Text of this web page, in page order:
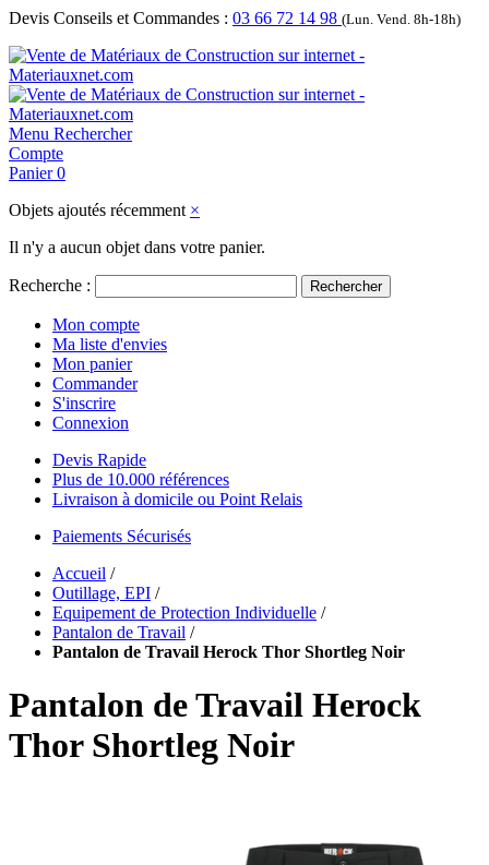
Devis Conseils et Commandes : 03 66 72 14 98 (Lun. Vend. 8h-18h)
Menu Rechercher
Compte
Panier 0
Objets ajoutés récemment ×
Il n'y a aucun objet dans votre panier.
Recherche : Rechercher
Mon compte
Ma liste d'envies
Mon panier
Commander
S'inscrire
Connexion
Devis Rapide
Plus de 10.000 références
Livraison à domicile ou Point Relais
Paiements Sécurisés
Accueil /
Outillage, EPI /
Equipement de Protection Individuelle /
Pantalon de Travail /
Pantalon de Travail Herock Thor Shortleg Noir
Pantalon de Travail Herock
Thor Shortleg Noir